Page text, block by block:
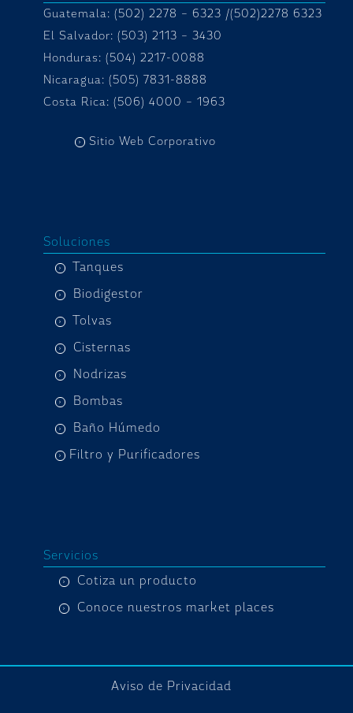
Guatemala: (502) 2278 – 6323 /(502)2278 6323
El Salvador: (503) 2113 – 3430
Honduras: (504) 2217-0088
Nicaragua: (505) 7831-8888
Costa Rica: (506) 4000 – 1963
Sitio Web Corporativo
Soluciones
Tanques
Biodigestor
Tolvas
Cisternas
Nodrizas
Bombas
Baño Húmedo
Filtro y Purificadores
Servicios
Cotiza un producto
Conoce nuestros market places
Aviso de Privacidad